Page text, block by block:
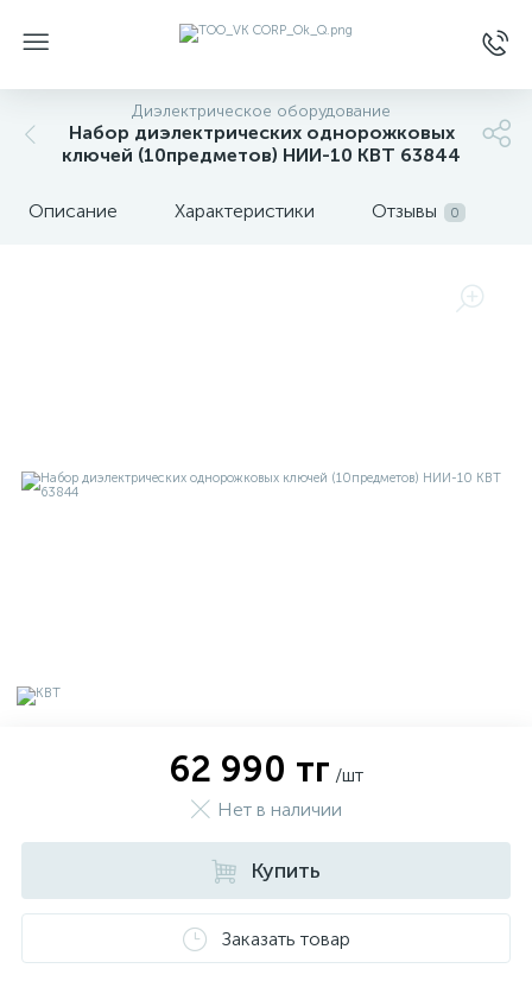
Диэлектрическое оборудование
Набор диэлектрических однорожковых
ключей (10предметов) НИИ-10 КВТ 63844
Описание Характеристики Отзывы 0
62 990 тг /шт
Нет в наличии
Купить
Заказать товар